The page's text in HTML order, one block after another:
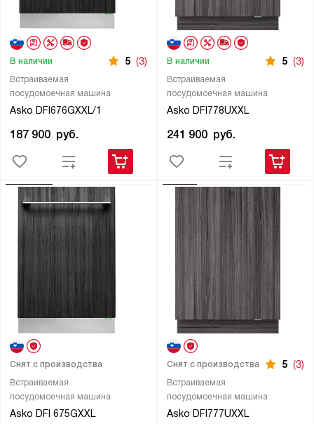
Встраиваемая
посудомоечная машина
Asko DFI676GXXL/1
В наличии 5 (3)
187 900 руб.
Встраиваемая
посудомоечная машина
Asko DFI778UXXL
В наличии 5 (3)
241 900 руб.
Встраиваемая
посудомоечная машина
Asko DFI 675GXXL
Снят с производства
Встраиваемая
посудомоечная машина
Asko DFI777UXXL
Снят с производства 5 (3)